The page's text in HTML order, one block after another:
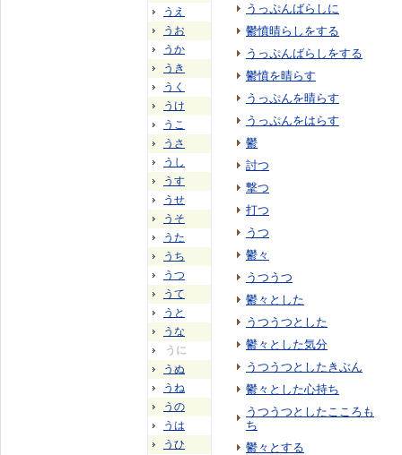
うえ
うお
うか
うき
うく
うけ
うこ
うさ
うし
うす
うせ
うそ
うた
うち
うつ
うて
うと
うな
うに
うぬ
うね
うの
うは
うひ
うっぷんばらしに
鬱憤晴らしをする
うっぷんばらしをする
鬱憤を晴らす
うっぷんを晴らす
うっぷんをはらす
鬱
討つ
撃つ
打つ
うつ
鬱々
うつうつ
鬱々とした
うつうつとした
鬱々とした気分
うつうつとしたきぶん
鬱々とした心持ち
うつうつとしたこころも
ち
鬱々とする